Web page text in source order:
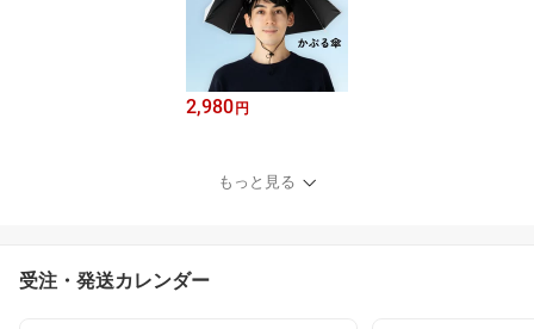
2,980円
もっと見る
受注・発送カレンダー